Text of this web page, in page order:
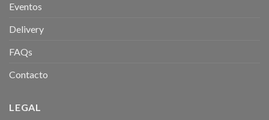
Eventos
Delivery
FAQs
Contacto
LEGAL